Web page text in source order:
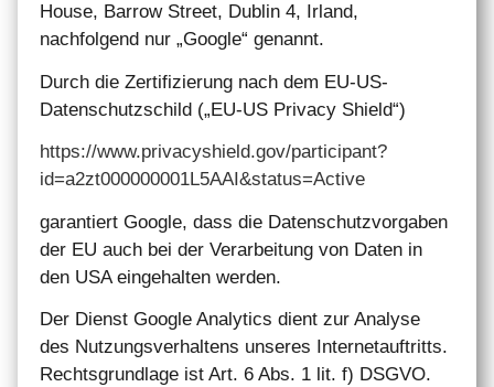
House, Barrow Street, Dublin 4, Irland,
nachfolgend nur „Google“ genannt.
Durch die Zertifizierung nach dem EU-US-
Datenschutzschild („EU-US Privacy Shield“)
https://www.privacyshield.gov/participant?
id=a2zt000000001L5AAI&status=Active
garantiert Google, dass die Datenschutzvorgaben
der EU auch bei der Verarbeitung von Daten in
den USA eingehalten werden.
Der Dienst Google Analytics dient zur Analyse
des Nutzungsverhaltens unseres Internetauftritts.
Rechtsgrundlage ist Art. 6 Abs. 1 lit. f) DSGVO.